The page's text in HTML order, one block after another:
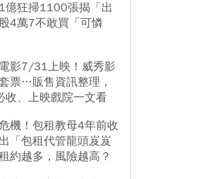
億狂掃1100張揭「出
4萬7不敢買「可憐
電影7/31上映！威秀影
票…販售資訊整理，
收、上映戲院一文看
機！包租教母4年前收
「包租代管龍頭岌岌
約越多，風險越高？